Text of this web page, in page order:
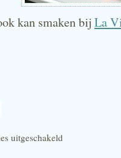
kan smaken bij La
uitgeschakeld